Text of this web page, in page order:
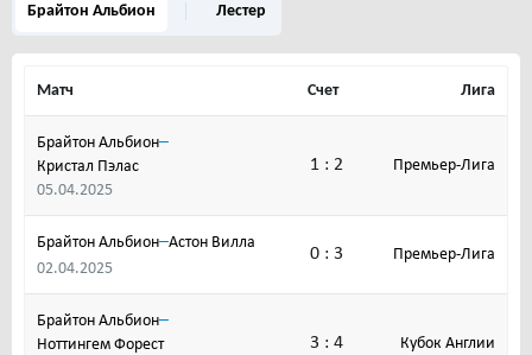
Брайтон Альбион Лестер
Матч Счет Лига
Брайтон Альбион–
Кристал Пэлас
05.04.2025
1 : 2 Премьер-Лига
Брайтон Альбион–Астон Вилла
02.04.2025
0 : 3 Премьер-Лига
Брайтон Альбион–
Ноттингем Форест
3 : 4 Кубок Англии